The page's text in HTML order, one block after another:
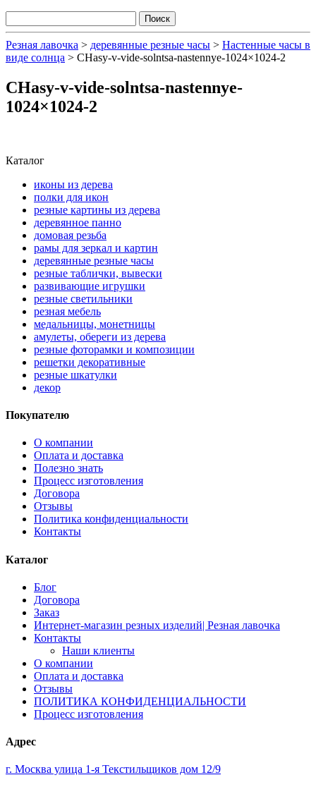
Резная лавочка > деревянные резные часы > Настенные часы в
виде солнца > CHasy-v-vide-solntsa-nastennye-1024×1024-2
CHasy-v-vide-solntsa-nastennye-
1024×1024-2
Каталог
иконы из дерева
полки для икон
резные картины из дерева
деревянное панно
домовая резьба
рамы для зеркал и картин
деревянные резные часы
резные таблички, вывески
развивающие игрушки
резные светильники
резная мебель
медальницы, монетницы
амулеты, обереги из дерева
резные фоторамки и композиции
решетки декоративные
резные шкатулки
декор
Покупателю
О компании
Оплата и доставка
Полезно знать
Процесс изготовления
Договора
Отзывы
Политика конфиденциальности
Контакты
Каталог
Блог
Договора
Заказ
Интернет-магазин резных изделий| Резная лавочка
Контакты
Наши клиенты
О компании
Оплата и доставка
Отзывы
ПОЛИТИКА КОНФИДЕНЦИАЛЬНОСТИ
Процесс изготовления
Адрес
г. Москва улица 1-я Текстильщиков дом 12/9